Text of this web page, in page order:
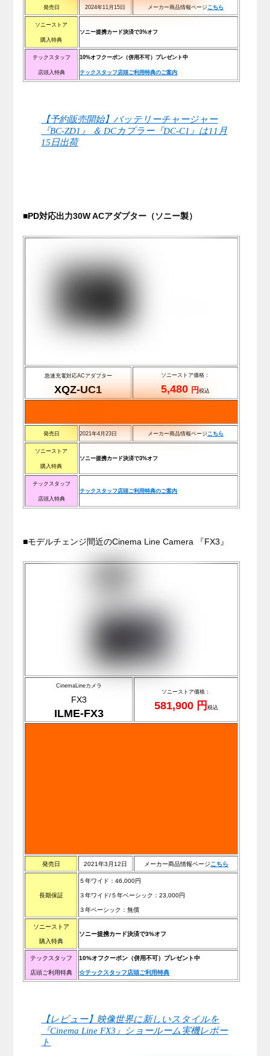
発売日 2024年11月15日 メーカー商品情報ページこちら
ソニーストア
購入特典
ソニー提携カード決済で3%オフ
テックスタッフ
店頭入特典
10%オフクーポン（併用不可）プレゼント中
テックスタッフ店頭ご利用特典のご案内
【予約販売開始】バッテリーチャージャー
『BC-ZD1』 ＆ DCカプラー『DC-C1』は11月
15日出荷
■PD対応出力30W ACアダプター（ソニー製）
急速充電対応ACアダプター
XQZ-UC1
ソニーストア価格：
5,480 円税込
発売日 2021年4月23日 メーカー商品情報ページこちら
ソニーストア
購入特典
ソニー提携カード決済で3%オフ
テックスタッフ
店頭入特典
テックスタッフ店頭ご利用特典のご案内
■モデルチェンジ間近のCinema Line Camera 『FX3』
CinemaLineカメラ
FX3
ILME-FX3
ソニーストア価格：
581,900 円 税込
発売日 2021年3月12日 メーカー商品情報ページこちら
長期保証
５年ワイド：46,000円
３年ワイド/５年ベーシック：23,000円
３年ベーシック：無償
ソニーストア
購入特典
ソニー提携カード決済で3%オフ
テックスタッフ
店頭ご利用特典
10%オフクーポン（併用不可）プレゼント中
☆テックスタッフ店頭ご利用特典
【レビュー】映像世界に新しいスタイルを
『Cinema Line FX3』ショールーム実機レポー
ト